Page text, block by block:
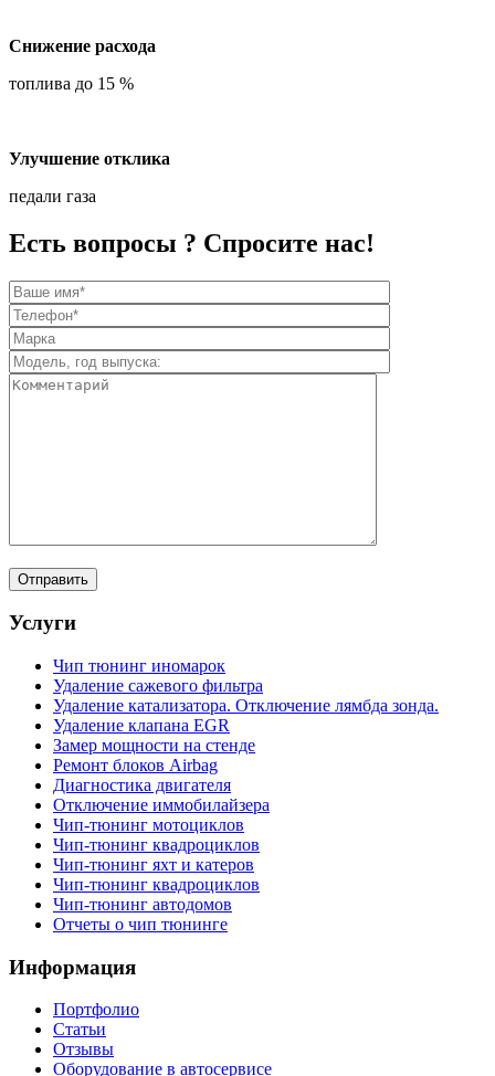
Снижение расхода
топлива до 15 %
Улучшение отклика
педали газа
Есть вопросы ? Спросите нас!
Услуги
Чип тюнинг иномарок
Удаление сажевого фильтра
Удаление катализатора. Отключение лямбда зонда.
Удаление клапана EGR
Замер мощности на стенде
Ремонт блоков Airbag
Диагностика двигателя
Отключение иммобилайзера
Чип-тюнинг мотоциклов
Чип-тюнинг квадроциклов
Чип-тюнинг яхт и катеров
Чип-тюнинг квадроциклов
Чип-тюнинг автодомов
Отчеты о чип тюнинге
Информация
Портфолио
Статьи
Отзывы
Оборудование в автосервисе